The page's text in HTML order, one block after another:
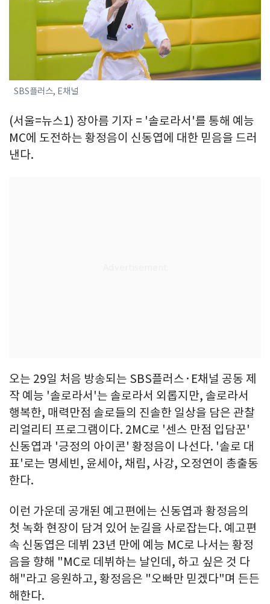
SBS플러스, E채널
(서울=뉴스1) 장아름 기자 = '솔로라서'를 통해 예능
MC에 도전하는 황정음이 신동엽에 대한 믿음을 드러
낸다.
오는 29일 처음 방송되는 SBS플러스·E채널 공동 제
작 예능 '솔로라서'는 솔로라서 외롭지만, 솔로라서
행복한, 매력만점 솔로들의 진솔한 일상을 담은 관찰
리얼리티 프로그램이다. 2MC로 '센스 만점 입담꾼'
신동엽과 '긍정의 아이콘' 황정음이 나선다. '솔로 대
표'로는 명세빈, 윤세아, 채림, 사강, 오정연이 총출동
한다.
이런 가운데 공개된 예고편에는 신동엽과 황정음의
첫 녹화 현장이 담겨 있어 눈길을 사로잡는다. 예고편
속 신동엽은 데뷔 23년 만에 예능 MC로 나서는 황정
음을 향해 "MC로 데뷔하는 날인데, 하고 싶은 것 다
해"라고 응원하고, 황정음은 "오빠만 믿겠다"며 든든
해한다.